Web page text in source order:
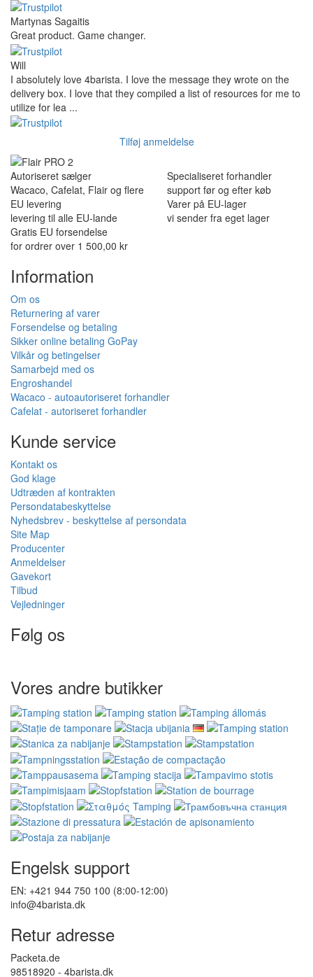
Martynas Sagaitis
Great product. Game changer.
Will
I absolutely love 4barista. I love the message they wrote on the
delivery box. I love that they compiled a list of resources for me to
utilize for lea ...
Tilføj anmeldelse
Autoriseret sælger
Wacaco, Cafelat, Flair og flere
Specialiseret forhandler
support før og efter køb
EU levering
levering til alle EU-lande
Varer på EU-lager
vi sender fra eget lager
Gratis EU forsendelse
for ordrer over 1 500,00 kr
Information
Om os
Returnering af varer
Forsendelse og betaling
Sikker online betaling GoPay
Vilkår og betingelser
Samarbejd med os
Engroshandel
Wacaco - autoautoriseret forhandler
Cafelat - autoriseret forhandler
Kunde service
Kontakt os
God klage
Udtræden af kontrakten
Persondatabeskyttelse
Nyhedsbrev - beskyttelse af persondata
Site Map
Producenter
Anmeldelser
Gavekort
Tilbud
Vejledninger
Følg os
Vores andre butikker
Engelsk support
EN: +421 944 750 100 (8:00-12:00)
info@4barista.dk
Retur adresse
Packeta.de
98518920 - 4barista.dk